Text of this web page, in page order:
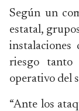
Según un
estatal,
instalaciones
riesgo tanto
operativo del
“Ante los